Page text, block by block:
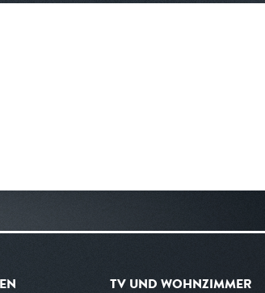
TV UND WOHNZIMMER